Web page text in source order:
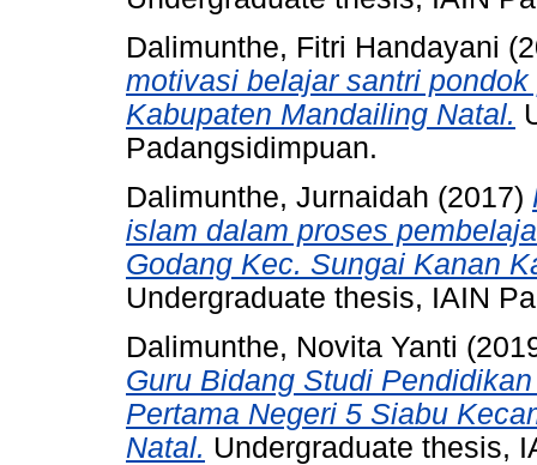
Dalimunthe, Fitri Handayani
motivasi belajar santri
Kabupaten Mandailing Natal.
Padangsidimpuan.
Dalimunthe, Jurnaidah (2017)
islam dalam proses
Godang Kec. Sungai Kanan
Undergraduate thesis, IAIN
Dalimunthe, Novita Yanti
Guru Bidang Studi
Pertama Negeri 5 Siabu
Natal. Undergraduate thesis,